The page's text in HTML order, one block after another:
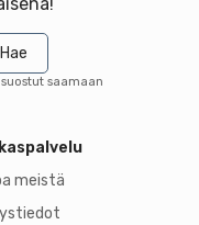
Hae
saamaan
meistä